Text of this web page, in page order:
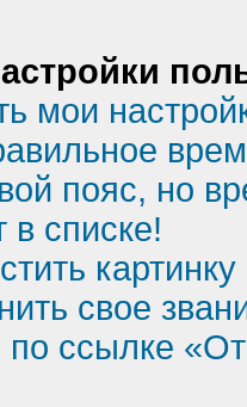
мои
пояс, но
в списке!
свое
ссылке